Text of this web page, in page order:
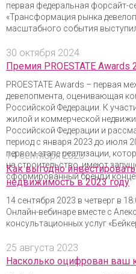
первая федеральная форсайт-
«Трансформация рынка
масштабного события
30 октября 2024
Премия PROESTATE Awards
PROESTATE Awards – первая
девелопмента, оценивающая
Российской Федерации. К
жилой и коммерческой
Российской Федерации и
период с января 2023 до июля
первом этапе реализации,
на строительство, имеют
сформированный бренд и
14 сентября 2023
Как выгодно
недвижимость в 2023 году
14 сентября 2023 в четверг в
Онлайн-вебинаре вместе с
консультационных услуг
25 августа 2023
Насколько оцифрован ваш